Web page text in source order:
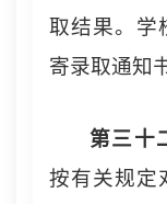
取结果。学
寄录取通知
第三十
按有关规定